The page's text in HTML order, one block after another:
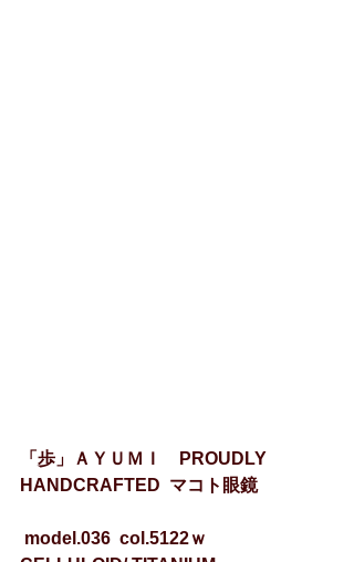
「歩」ＡＹＵＭＩ　PROUDLY
HANDCRAFTED  マコト眼鏡